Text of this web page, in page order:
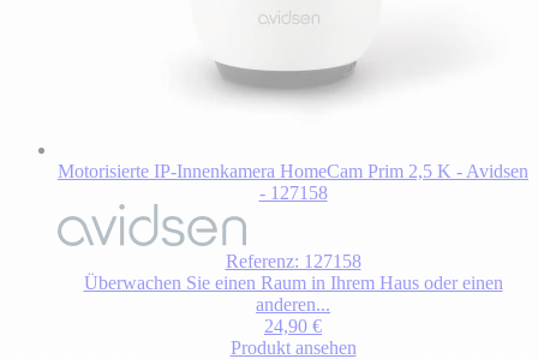
Motorisierte IP-Innenkamera HomeCam Prim 2,5 K - Avidsen
- 127158
Referenz: 127158
Überwachen Sie einen Raum in Ihrem Haus oder einen
anderen...
24,90 €
Produkt ansehen